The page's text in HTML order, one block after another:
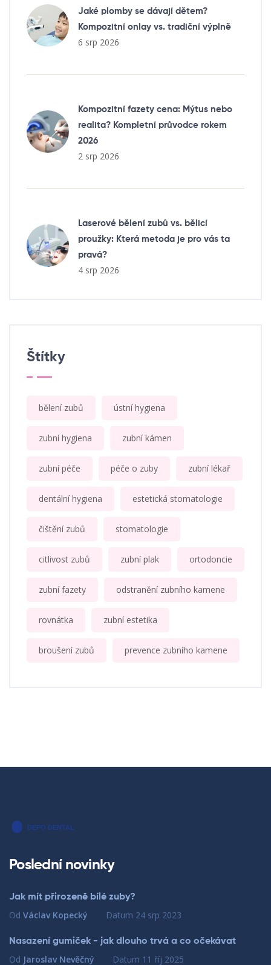
Jaké plomby se dávají dětem?
Kompozitní onlay vs. tradiční výplně
6 srp 2026
Kompozitní fazety cena: Mýtus nebo
realita? Kompletní průvodce rokem
2026
2 srp 2026
Laserové bělení zubů vs. bělicí
proužky: Která metoda je pro vás ta
pravá?
4 srp 2026
Štítky
bělení zubů ústní hygiena
zubní hygiena zubní kámen
zubní péče péče o zuby zubní lékař
dentální hygiena estetická stomatologie
čištění zubů stomatologie
citlivost zubů zubní plak ortodoncie
zubní fazety odstranění zubního kamene
rovnátka zubní estetika
broušení zubů prevence zubního kamene
Poslední novinky
Jak mít přirozeně bílé zuby?
Od Václav Kopecký Datum 24 srp 2023
Nasazení gumiček - jak dlouho trvá a co očekávat
Od Jaroslav Nevěčný Datum 11 říj 2025